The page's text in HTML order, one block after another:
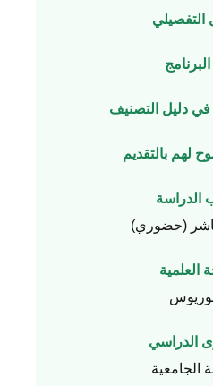
التفصيلي
دليل التصنيف
لهم بالتقديم
الدراسة
(حضوري)
العلمية
الدراسي
الجامعية